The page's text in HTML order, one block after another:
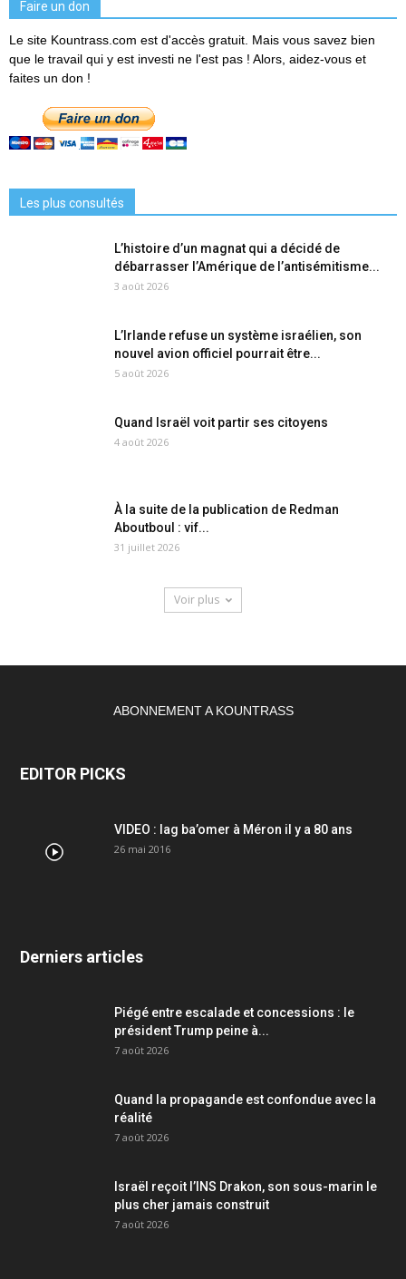
Faire un don
Le site Kountrass.com est d'accès gratuit. Mais vous savez bien
que le travail qui y est investi ne l'est pas ! Alors, aidez-vous et
faites un don !
Les plus consultés
L’histoire d’un magnat qui a décidé de
débarrasser l’Amérique de l’antisémitisme...
3 août 2026
L’Irlande refuse un système israélien, son
nouvel avion officiel pourrait être...
5 août 2026
Quand Israël voit partir ses citoyens
4 août 2026
À la suite de la publication de Redman
Aboutboul : vif...
31 juillet 2026
Voir plus
ABONNEMENT A KOUNTRASS
EDITOR PICKS
VIDEO : lag ba’omer à Méron il y a 80 ans
26 mai 2016
Derniers articles
Piégé entre escalade et concessions : le
président Trump peine à...
7 août 2026
Quand la propagande est confondue avec la
réalité
7 août 2026
Israël reçoit l’INS Drakon, son sous-marin le
plus cher jamais construit
7 août 2026